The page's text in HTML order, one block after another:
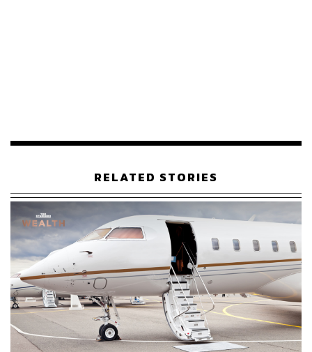
เงินที่ต้องจับตามองต่อเนื่อง” มงคลกล่าว
ทั้งนี้ สำหรับนักลงทุนที่เน้นเก็งกำไรระยะสั้น แนะนำหุ้นเด่น
คือ CENTEL เนื่องจากเป็นโรงแรมที่ได้อานิสงส์จากการท่อง
เที่ยวในประเทศมากที่สุด และ AOT ที่ได้รับอานิสงส์ในเชิง
Sentiment และเชิงปัจจัยพื้นฐานจากการเปิดประเทศรับท่อง
เที่ยวมากขึ้น
ทั้งนี้ อ้างอิงจากกระทรวงการท่องเที่ยวและกีฬา พบว่าข้อมูล
นักท่องเที่ยวต่างชาติมาไทย (รายเดือน) เพิ่มขึ้นอย่างมีนัย
สำคัญต่อเนื่อง 6 เดือนแล้ว หรือตั้งแต่เดือนพฤศจิกายน 2564
– เมษายน 2565
RELATED STORIES